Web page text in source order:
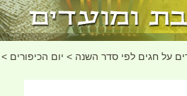
על חגים לפי סדר השנה > יום הכיפורים >